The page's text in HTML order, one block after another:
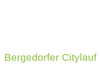
Bergedorfer Citylauf